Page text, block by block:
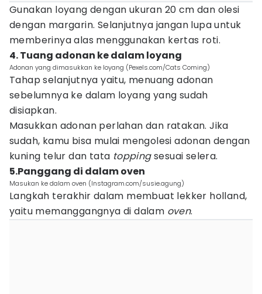
Gunakan loyang dengan ukuran 20 cm dan olesi
dengan margarin. Selanjutnya jangan lupa untuk
memberinya alas menggunakan kertas roti.
4. Tuang adonan ke dalam loyang
Adonan yang dimasukkan ke loyang (Pexels.com/Cats Coming)
Tahap selanjutnya yaitu, menuang adonan
sebelumnya ke dalam loyang yang sudah
disiapkan.
Masukkan adonan perlahan dan ratakan. Jika
sudah, kamu bisa mulai mengolesi adonan dengan
kuning telur dan tata toppingsesuai selera.
5.Panggang di dalam oven
Masukan ke dalam oven (Instagram.com/susie.agung)
Langkah terakhir dalam membuat lekker holland,
yaitu memanggangnya di dalam oven.